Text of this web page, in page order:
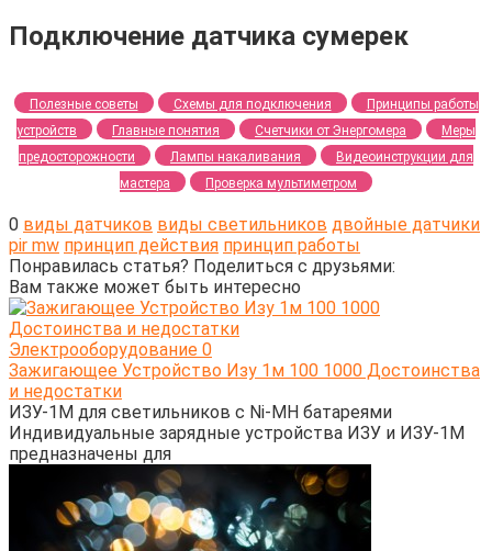
Подключение датчика сумерек
Полезные советы Схемы для подключения
Принципы работы
устройств
Главные понятия Счетчики от Энергомера
Меры
предосторожности
Лампы накаливания
Видеоинструкции для
мастера
Проверка мультиметром
0 виды датчиков виды светильников двойные датчики
pir mw принцип действия принцип работы
Понравилась статья? Поделиться с друзьями:
Вам также может быть интересно
Электрооборудование 0
Зажигающее Устройство Изу 1м 100 1000 Достоинства
и недостатки
ИЗУ-1М для светильников с Ni-MH батареями
Индивидуальные зарядные устройства ИЗУ и ИЗУ-1М
предназначены для